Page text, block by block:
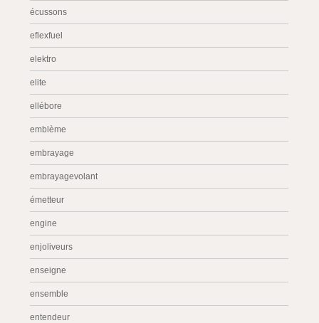
écussons
eflexfuel
elektro
elite
ellébore
emblème
embrayage
embrayagevolant
émetteur
engine
enjoliveurs
enseigne
ensemble
entendeur